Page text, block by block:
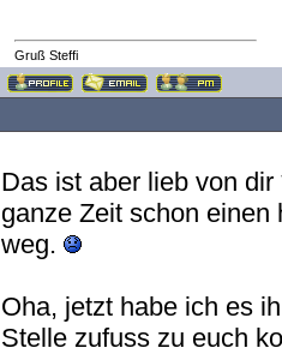
Gruß Steffi
Das ist aber lieb von
ganze Zeit schon
weg.
Oha, jetzt habe ich es
Stelle zufuss zu euch